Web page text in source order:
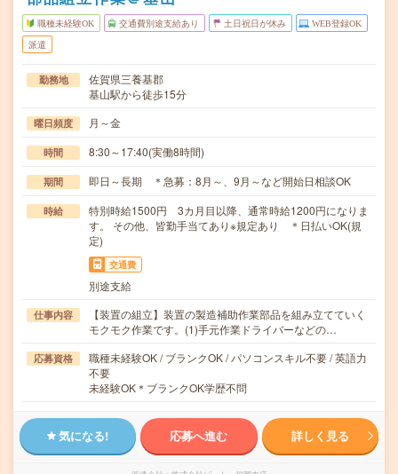
職種未経験OK 交通費別途支給あり 土日祝日が休み WEB登録OK
派遣
勤務地
佐賀県三養基郡
基山駅から徒歩15分
曜日頻度 月～金
時間 8:30～17:40(実働8時間)
期間 即日～長期 ＊急募：8月～、9月～など開始日相談OK
時給
特別時給1500円 3カ月目以降、通常時給1200円になりま
す。 その他、皆勤手当てあり※規定あり ＊日払いOK(規
定)
交通費
別途支給
仕事内容
【装置の組立】装置の製造補助作業部品を組み立てていく
モクモク作業です。(1)手元作業ドライバーなどの…
応募資格
職種未経験OK / ブランクOK / パソコンスキル不要 / 英語力
不要
未経験OK＊ブランクOK学歴不問
気になる! 応募へ進む 詳しく見る